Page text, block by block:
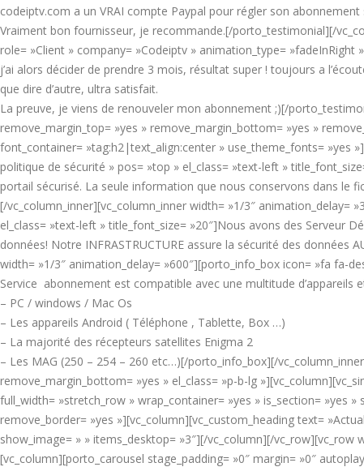
codeiptv.com a un VRAI compte Paypal pour régler son abonnement
Vraiment bon fournisseur, je recommande.[/porto_testimonial][/
role= »Client » company= »Codeiptv » animation_type=
j’ai alors décider de prendre 3 mois, résultat super ! toujours a
que dire d’autre, ultra satisfait.
La preuve, je viens de renouveler mon abonnement ;)[/
remove_margin_top= »yes » remove_margin_bottom= »yes »
font_container= »tag:h2|text_align:center » use_theme_fonts= »yes
politique de sécurité » pos= »top » el_class= »text-left »
portail sécurisé. La seule information que nous conservons dans le
[/vc_column_inner][vc_column_inner width= »1/3″ animation_delay=
el_class= »text-left » title_font_size= »20″]Nous avons des Serveur
données! Notre INFRASTRUCTURE assure la sécurité des données
width= »1/3″ animation_delay= »600″][porto_info_box icon= »fa fa-
Service abonnement est compatible avec une multitude d’appareils
– PC / windows / Mac Os
– Les appareils Android ( Téléphone , Tablette, Box …)
– La majorité des récepteurs satellites Enigma 2
– Les MAG (250 – 254 – 260 etc…)[/porto_info_box][/
remove_margin_bottom= »yes » el_class= »p-b-lg
full_width= »stretch_row » wrap_container= »yes » is_section= »yes
remove_border= »yes »][vc_column][vc_custom_heading text=
show_image= » » items_desktop= »3″][/vc_column][/vc_row][vc_row
[vc_column][porto_carousel stage_padding= »0″ margin= »0″